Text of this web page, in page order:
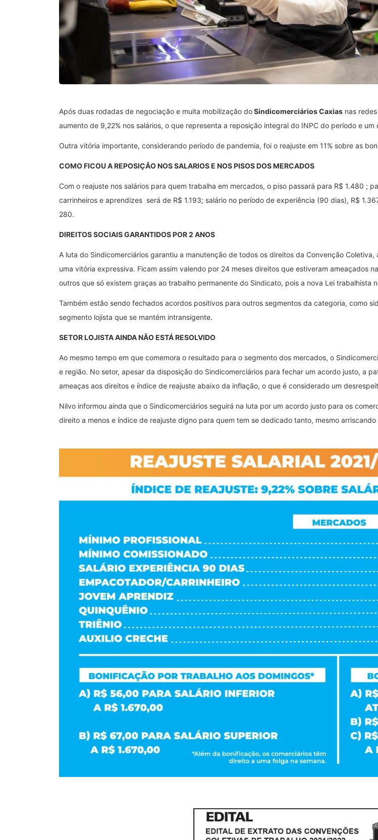
Após duas rodadas de negociação e muita mobilização doSindicomerciários Caxias nas
aumento de 9,22% nos salários, o que representa a reposição integral do INPC do período e um
Outra vitória importante, considerando período de pandemia, foi o reajuste em 11% sobre as
COMO FICOU A REPOSIÇÃO NOS SALARIOS E NOS PISOS DOS MERCADOS
Com o reajuste nos salários para quem trabalha em mercados, o piso passará para R$ 1.480 ;
carrinheiros e aprendizes será de R$ 1.193; salário no período de experiência (90 dias), R$
280.
DIREITOS SOCIAIS GARANTIDOS POR 2 ANOS
A luta do Sindicomerciários garantiu a manutenção de todos os direitos da Convenção
uma vitória expressiva. Ficam assim valendo por 24 meses direitos que estiveram ameaçados
outros que só existem graças ao trabalho permanente do Sindicato, pois a nova Lei trabalhista
Também estão sendo fechados acordos positivos para outros segmentos da categoria, como
segmento lojista que se mantém intransigente.
SETOR LOJISTA AINDA NÃO ESTÁ RESOLVIDO
Ao mesmo tempo em que comemora o resultado para o segmento dos mercados, o
e região. No setor, apesar da disposição do Sindicomerciários para fechar um acordo justo, a
ameaças aos direitos e índice de reajuste abaixo da inflação, o que é considerado um
Nilvo informou ainda que o Sindicomerciários seguirá na luta por um acordo justo para os
direito a menos e índice de reajuste digno para quem tem se dedicado tanto, mesmo